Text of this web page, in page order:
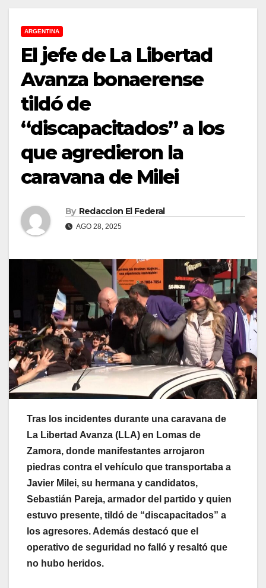
ARGENTINA
El jefe de La Libertad
Avanza bonaerense
tildó de
“discapacitados” a los
que agredieron la
caravana de Milei
By Redaccion El Federal
AGO 28, 2025
Tras los incidentes durante una caravana de
La Libertad Avanza (LLA) en Lomas de
Zamora, donde manifestantes arrojaron
piedras contra el vehículo que transportaba a
Javier Milei, su hermana y candidatos,
Sebastián Pareja, armador del partido y quien
estuvo presente, tildó de “discapacitados” a
los agresores. Además destacó que el
operativo de seguridad no falló y resaltó que
no hubo heridos.